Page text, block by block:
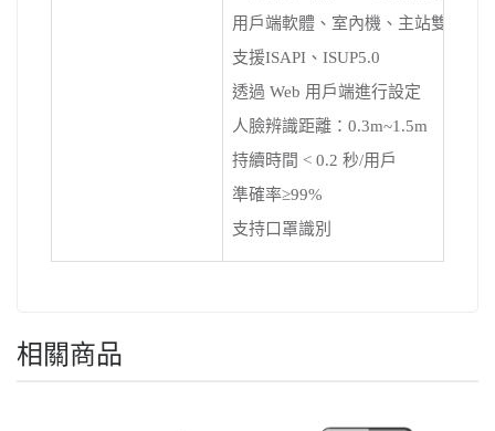
用戶端軟體、室內機、主站雙向音
支援ISAPI、ISUP5.0
透過 Web 用戶端進行設定
人臉辨識距離：0.3m~1.5m
持續時間 < 0.2 秒/用戶
準確率≥99%
支持口罩識別
相關商品